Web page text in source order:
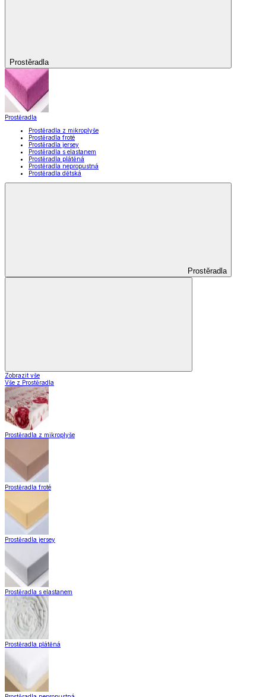
Prostěradla
Prostěradla
Prostěradla z mikroplyše
Prostěradla froté
Prostěradla jersey
Prostěradla s elastanem
Prostěradla plátěná
Prostěradla nepropustná
Prostěradla dětská
Prostěradla
Zobrazit vše
Vše z Prostěradla
Prostěradla z mikroplyše
Prostěradla froté
Prostěradla jersey
Prostěradla s elastanem
Prostěradla plátěná